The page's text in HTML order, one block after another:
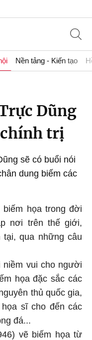
Nền tảng - Kiến tạo
Dũng
trị
sẽ có buổi nói
dung biếm các
họa trong đời
nơi trên thế giới,
qua những câu
niềm vui cho người
họa đặc sắc các
thủ quốc gia,
sĩ cho đến các
đá...
vẽ biếm họa từ